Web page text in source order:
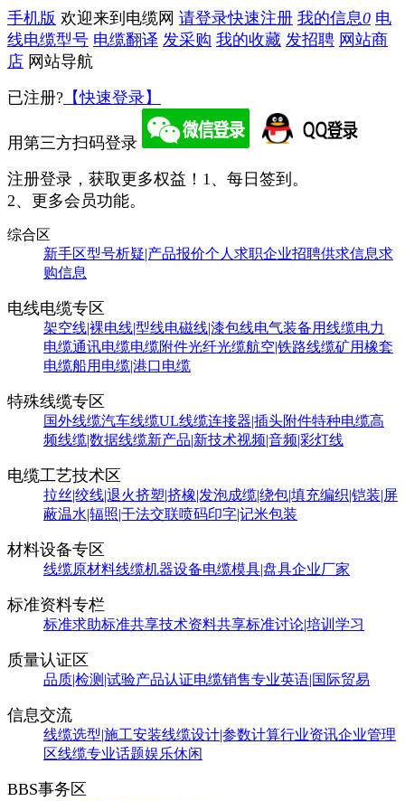
手机版 欢迎来到电缆网 请登录快速注册 我的信息0 电
线电缆型号 电缆翻译 发采购 我的收藏 发招聘 网站商
店 网站导航
已注册? 【快速登录】
用第三方扫码登录
注册登录，获取更多权益！ 1、每日签到。
2、更多会员功能。
综合区
新手区型号析疑|产品报价个人求职企业招聘供求信息求
购信息
电线电缆专区
架空线|裸电线|型线电磁线|漆包线电气装备用线缆电力
电缆通讯电缆电缆附件光纤光缆航空|铁路线缆矿用橡套
电缆船用电缆|港口电缆
特殊线缆专区
国外线缆汽车线缆UL线缆连接器|插头附件特种电缆高
频线缆|数据线缆新产品|新技术视频|音频|彩灯线
电缆工艺技术区
拉丝|绞线|退火挤塑|挤橡|发泡成缆|绕包|填充编织|铠装|屏
蔽温水|辐照|干法交联喷码印字|记米包装
材料设备专区
线缆原材料线缆机器设备电缆模具|盘具企业厂家
标准资料专栏
标准求助标准共享技术资料共享标准讨论|培训学习
质量认证区
品质|检测|试验产品认证电缆销售专业英语|国际贸易
信息交流
线缆选型|施工安装线缆设计|参数计算行业资讯企业管理
区线缆专业话题娱乐休闲
BBS事务区